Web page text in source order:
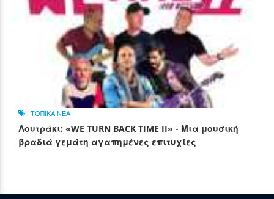
ΤΟΠΙΚΑ ΝΕΑ
Λουτράκι: «WE TURN BACK TIME II» - Μια μουσική
βραδιά γεμάτη αγαπημένες επιτυχίες